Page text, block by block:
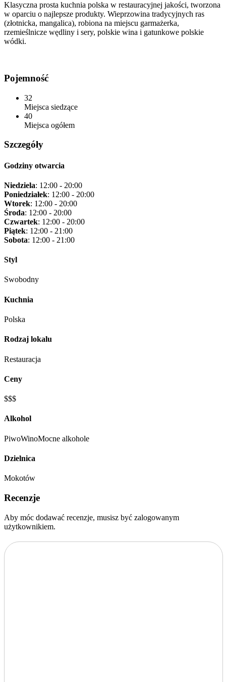
Klasyczna prosta kuchnia polska w restauracyjnej jakości, tworzona
w oparciu o najlepsze produkty. Wieprzowina tradycyjnych ras
(złotnicka, mangalica), robiona na miejscu garmażerka,
rzemieślnicze wędliny i sery, polskie wina i gatunkowe polskie
wódki.
Pojemność
32
Miejsca siedzące
40
Miejsca ogółem
Szczegóły
Godziny otwarcia
Niedziela: 12:00 - 20:00
Poniedziałek: 12:00 - 20:00
Wtorek: 12:00 - 20:00
Środa: 12:00 - 20:00
Czwartek: 12:00 - 20:00
Piątek: 12:00 - 21:00
Sobota: 12:00 - 21:00
Styl
Swobodny
Kuchnia
Polska
Rodzaj lokalu
Restauracja
Ceny
$$$
Alkohol
PiwoWinoMocne alkohole
Dzielnica
Mokotów
Recenzje
Aby móc dodawać recenzje, musisz być zalogowanym
użytkownikiem.